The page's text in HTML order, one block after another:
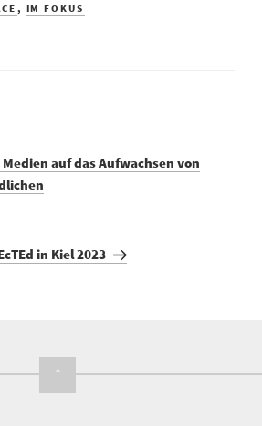
, IM FOKUS
auf das Aufwachsen von
in Kiel 2023
↑